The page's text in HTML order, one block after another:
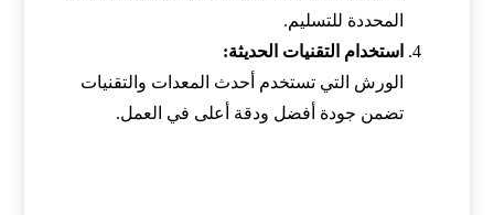
المحددة للتسليم.
استخدام التقنيات الحديثة:
الورش التي تستخدم أحدث المعدات والتقنيات
تضمن جودة أفضل ودقة أعلى في العمل.